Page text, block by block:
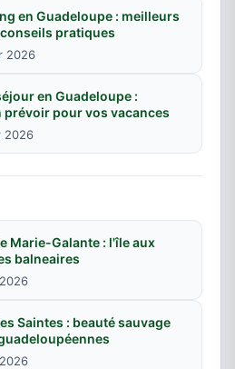
en Guadeloupe : meilleurs
pratiques
2026
en Guadeloupe :
prévoir pour vos vacances
2026
Marie-Galante : l'île aux
balneaires
Saintes : beauté sauvage